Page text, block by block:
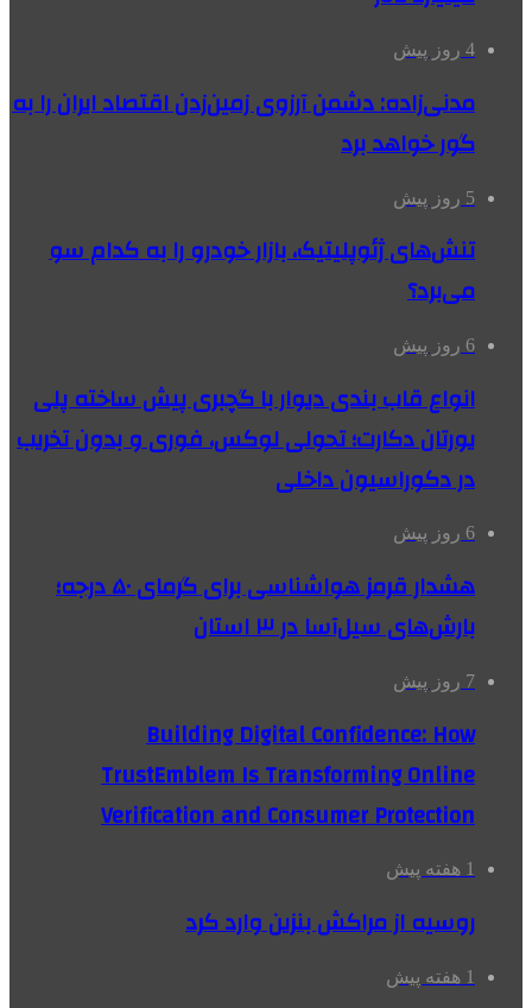
4 روز پیش
مدنی‌زاده: دشمن آرزوی زمین‌زدن اقتصاد ایران را به
گور خواهد برد
5 روز پیش
تنش‌های ژئوپلیتیک، بازار خودرو را به کدام سو
می‌برد؟
6 روز پیش
انواع قاب بندی دیوار با گچبری پیش ساخته پلی
یورتان دکارت؛ تحولی لوکس، فوری و بدون تخریب
در دکوراسیون داخلی
6 روز پیش
هشدار قرمز هواشناسی برای گرمای ۵۰ درجه؛
بارش‌های سیل‌آسا در ۳ استان
7 روز پیش
Building Digital Confidence: How
TrustEmblem Is Transforming Online
Verification and Consumer Protection
1 هفته پیش
روسیه از مراکش بنزین وارد کرد
1 هفته پیش